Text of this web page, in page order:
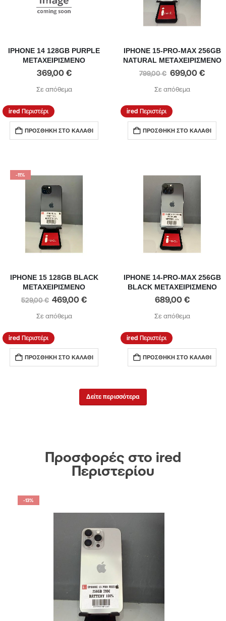
IPHONE 14 128GB PURPLE
ΜΕΤΑΧΕΙΡΙΣΜΕΝΟ
369,00 €
Σε απόθεμα
Περιστέρι
ΠΡΟΣΘΉΚΗ ΣΤΟ ΚΑΛΆΘΙ
IPHONE 15-PRO-MAX 256GB
NATURAL ΜΕΤΑΧΕΙΡΙΣΜΕΝΟ
799,00€ 699,00 €
Σε απόθεμα
Περιστέρι
ΠΡΟΣΘΉΚΗ ΣΤΟ ΚΑΛΆΘΙ
-11%
IPHONE 15 128GB BLACK
ΜΕΤΑΧΕΙΡΙΣΜΕΝΟ
529,00€ 469,00€
Σε απόθεμα
Περιστέρι
ΠΡΟΣΘΉΚΗ ΣΤΟ ΚΑΛΆΘΙ
IPHONE 14-PRO-MAX 256GB
BLACK ΜΕΤΑΧΕΙΡΙΣΜΕΝΟ
689,00 €
Σε απόθεμα
Περιστέρι
ΠΡΟΣΘΉΚΗ ΣΤΟ ΚΑΛΆΘΙ
Δείτε περισσότερα
Προσφορές στο ired
Περιστερίου
-13%